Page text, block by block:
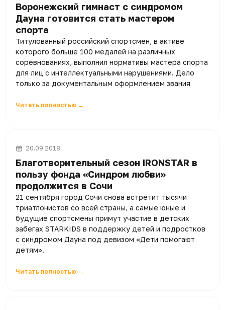
Воронежский гимнаст c синдромом
Дауна готовится стать мастером
спорта
Титулованный российский спортсмен, в активе
которого больше 100 медалей на различных
соревнованиях, выполнил нормативы мастера спорта
для лиц с интеллектуальными нарушениями. Дело
только за документальным оформлением звания
Читать полностью →
20.09.2018
Благотворительный сезон IRONSTAR в
пользу фонда «Синдром любви»
продолжится в Сочи
21 сентября город Сочи снова встретит тысячи
триатлонистов со всей страны, а самые юные и
будущие спортсмены примут участие в детских
забегах STARKIDS в поддержку детей и подростков
с синдромом Дауна под девизом «Дети помогают
детям».
Читать полностью →